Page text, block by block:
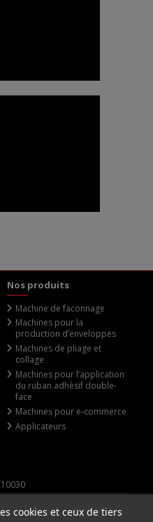
Nos produits
Machine de faconnage
Machines pour la
production d’enveloppes
Machines de pliage et
collage
Machines pour l’application
du ruban adhèsif double-
face
Machines pour e-commerce
Applicateurs
cookies et ceux de tiers